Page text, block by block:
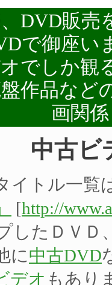
DVD販売
で御座い
でしか観
作品など
画関
中古ビ
イトル一覧
[http://
したＤＶＤ
に中古DVD
デオ もあり